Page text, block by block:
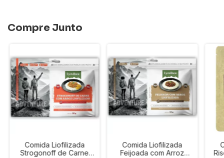
Compre Junto
Comida Liofilizada
Strogonoff de Carne
Comida Liofilizada
Feijoada com Arroz